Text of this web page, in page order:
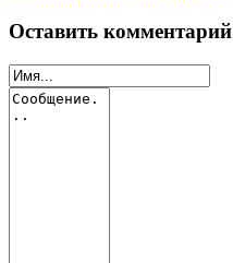
Оставить комментарий